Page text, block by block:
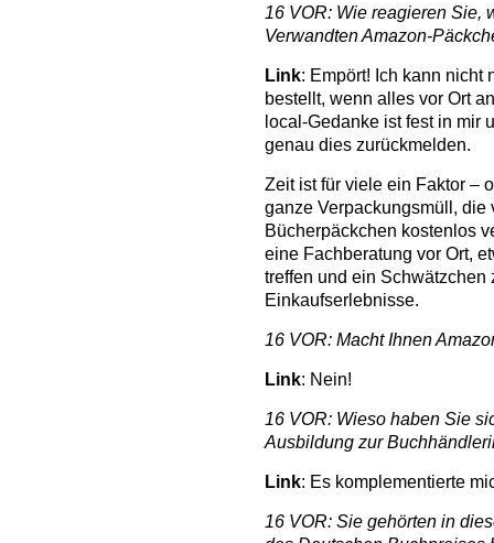
16 VOR: Wie reagieren Sie,
Verwandten Amazon-
Link: Empört! Ich kann nicht
bestellt, wenn alles vor Ort
local-Gedanke ist fest in mir
genau dies zurückmelden.
Zeit ist für viele ein Faktor –
ganze Verpackungsmüll,
Bücherpäckchen kostenlos
eine Fachberatung vor Ort,
treffen und ein
Einkaufserlebnisse.
16 VOR: Macht Ihnen
Link: Nein!
16 VOR: Wieso haben Sie
Ausbildung zur
Link: Es komplementierte
16 VOR: Sie gehörten in